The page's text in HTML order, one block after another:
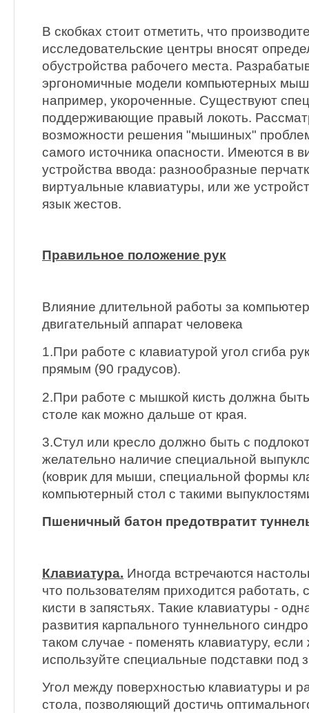
В скобках стоит отметить, что
исследовательские центры вносят
обустройства рабочего места.
эргономичные модели компьютерных
например, укороченные. Существуют
поддерживающие правый локоть.
возможности решения "мышиных"
самого источника опасности. Имеются в
устройства ввода: разнообразные
виртуальные клавиатуры, или же
язык жестов.
Правильное положение рук
Влияние длительной работы за
двигательный аппарат человека
1.При работе с клавиатурой угол сгиба
прямым (90 градусов).
2.При работе с мышкой кисть должна
столе как можно дальше от края.
3.Стул или кресло должно быть с
желательно наличие специальной
(коврик для мыши, специальной формы
компьютерный стол с такими
Пшеничный батон предотвратит
Клавиатура. Иногда встречаются
что пользователям приходится работать,
кисти в запястьях. Такие клавиатуры -
развития карпального туннельного
таком случае - поменять клавиатуру,
используйте специальные подставки под
Угол между поверхностью клавиатуры и
стола, позволяющий достичь